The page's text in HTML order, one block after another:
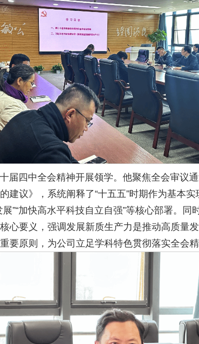
届四中全会精神开展领学。他聚焦全会审议
建议》，系统阐释了“十五五”时期作为基本
”“加快高水平科技自立自强”等核心部署。
心要义，强调发展新质生产力是推动高质量
要原则，为公司立足学科特色贯彻落实全会精